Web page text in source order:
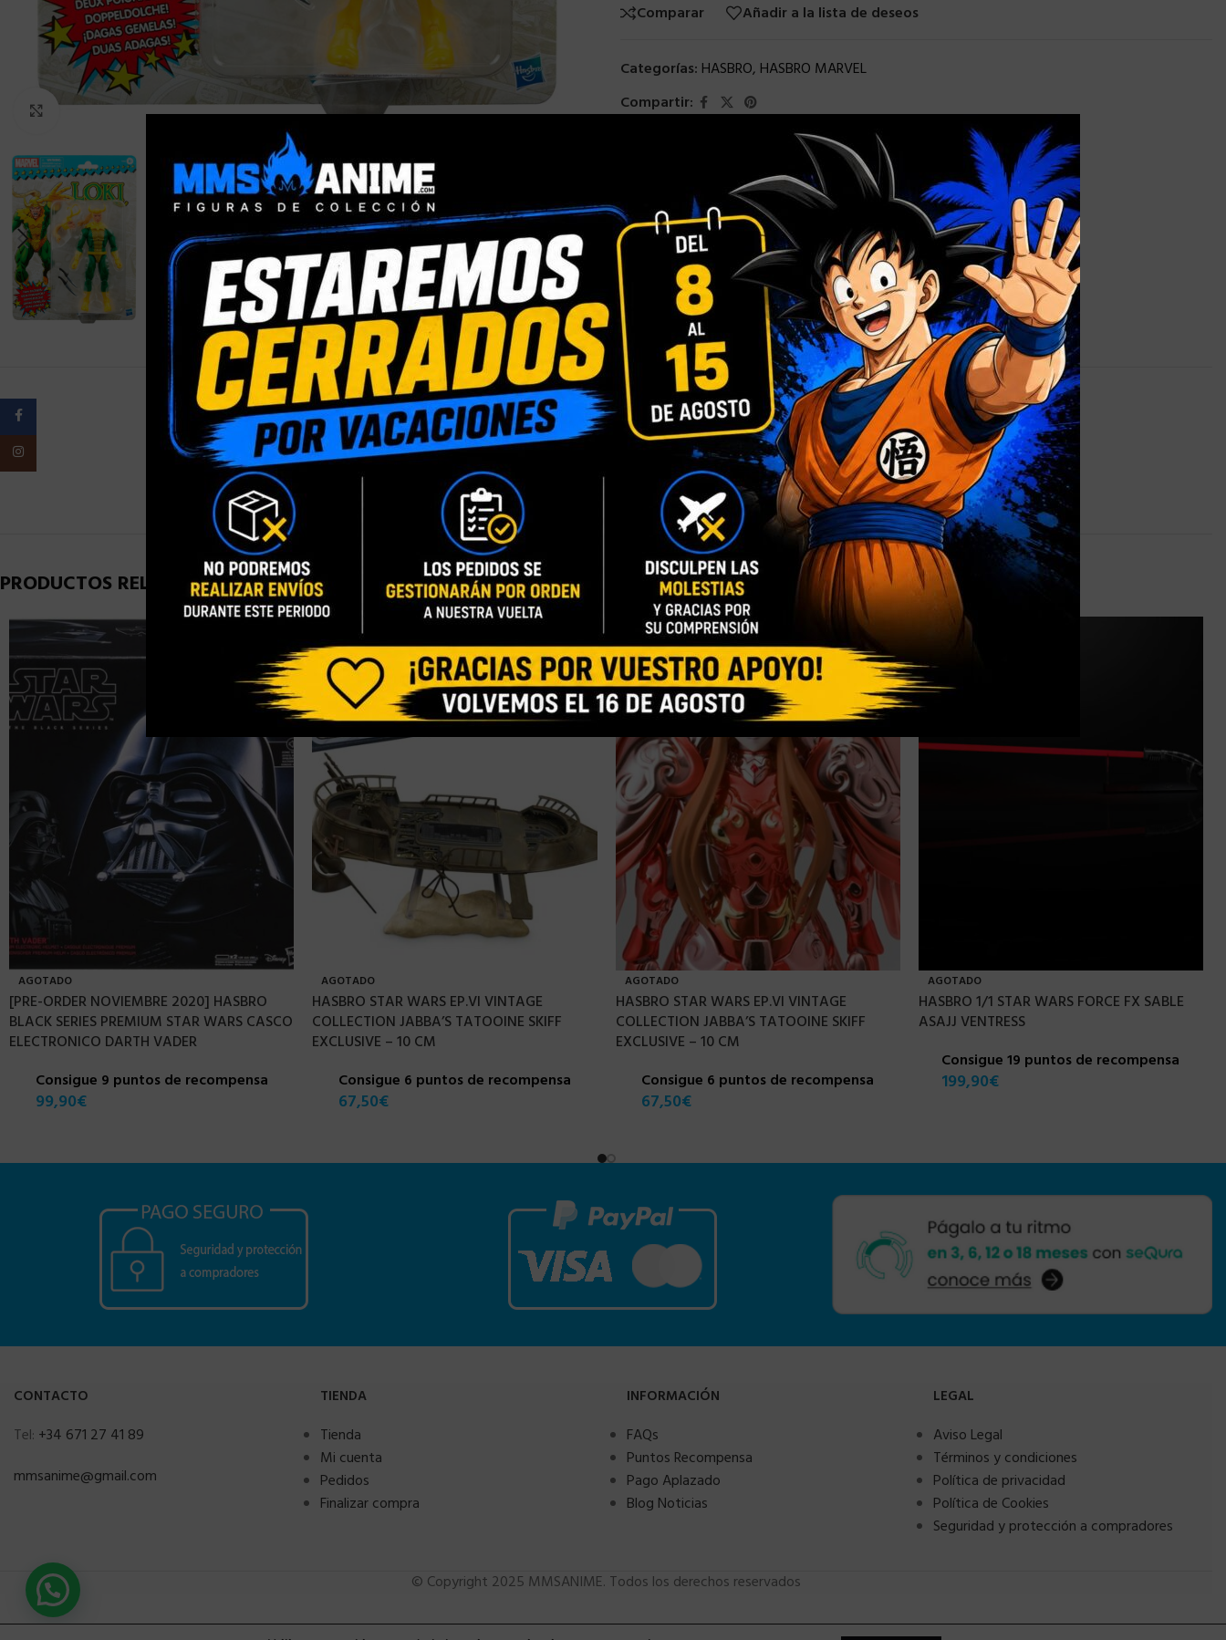
Clic para ampliar
Comparar
Añadir a la lista de deseos
Categorías: HASBRO, HASBRO MARVEL
Compartir:
INFORMACIÓN ADICIONALVALORACIONES (0)
0,9 kg
PRODUCTOS RELACIONADOS
AGOTADO
[PRE-ORDER NOVIEMBRE 2020] HASBRO
BLACK SERIES PREMIUM STAR WARS CASCO
ELECTRONICO DARTH VADER
Consigue 9 puntos de recompensa
99,90€
AGOTADO
HASBRO STAR WARS EP.VI VINTAGE
COLLECTION JABBA’S TATOOINE SKIFF
EXCLUSIVE – 10 CM
Consigue 6 puntos de recompensa
67,50€
AGOTADO
HASBRO STAR WARS EP.VI VINTAGE
COLLECTION JABBA’S TATOOINE SKIFF
EXCLUSIVE – 10 CM
Consigue 6 puntos de recompensa
67,50€
AGOTADO
HASBRO 1/1 STAR WARS FORCE FX SABLE
ASAJJ VENTRESS
Consigue 19 puntos de recompensa
199,90€
CONTACTO
Tel: +34 671 27 41 89
mmsanime@gmail.com
TIENDA
Tienda
Mi cuenta
Pedidos
Finalizar compra
INFORMACIÓN
FAQs
Puntos Recompensa
Pago Aplazado
Blog Noticias
LEGAL
Aviso Legal
Términos y condiciones
Política de privacidad
Política de Cookies
Seguridad y protección a compradores
© Copyright 2025 MMSANIME. Todos los derechos reservados